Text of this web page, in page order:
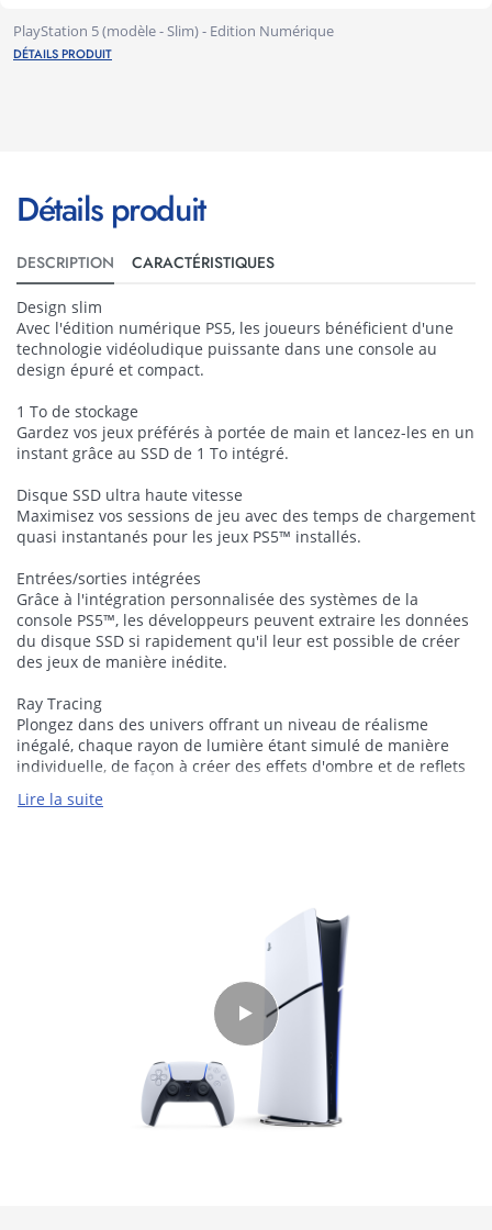
PlayStation 5 (modèle - Slim) - Edition Numérique
DÉTAILS PRODUIT
Détails produit
DESCRIPTION CARACTÉRISTIQUES
Design slim
Avec l'édition numérique PS5, les joueurs bénéficient d'une
technologie vidéoludique puissante dans une console au
design épuré et compact.
1 To de stockage
Gardez vos jeux préférés à portée de main et lancez-les en un
instant grâce au SSD de 1 To intégré.
Disque SSD ultra haute vitesse
Maximisez vos sessions de jeu avec des temps de chargement
quasi instantanés pour les jeux PS5™ installés.
Entrées/sorties intégrées
Grâce à l'intégration personnalisée des systèmes de la
console PS5™, les développeurs peuvent extraire les données
du disque SSD si rapidement qu'il leur est possible de créer
des jeux de manière inédite.
Ray Tracing
Plongez dans des univers offrant un niveau de réalisme
inégalé, chaque rayon de lumière étant simulé de manière
individuelle, de façon à créer des effets d'ombre et de reflets
Jusqu'à 120 FPS avec une sortie 120 Hz
Profitez d'un gameplay fluide grâce à une fréquence d'images
élevée allant jusqu'à 120 FPS pour les jeux compatibles, avec
la prise en charge de la sortie 120 Hz sur les écrans 4K.
Sur un téléviseur HDR, les jeux PS5™ compatibles affichent
une gamme de couleurs éclatantes et plus vraies que nature.
Technologie sonore Tempest 3D Audio Tech
Plongez dans des environnements sonores dans lesquels le
Lire la suite